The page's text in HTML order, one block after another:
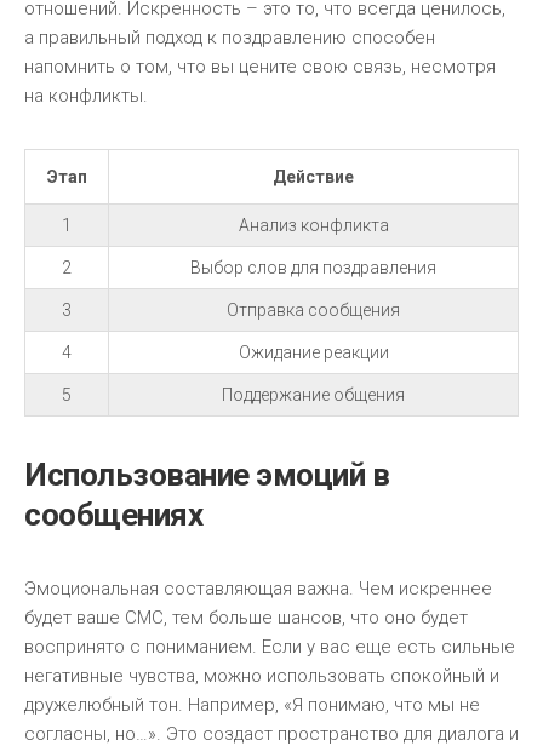
отношений. Искренность – это то, что всегда ценилось,
а правильный подход к поздравлению способен
напомнить о том, что вы цените свою связь, несмотря
на конфликты.
Этап Действие
1 Анализ конфликта
2 Выбор слов для поздравления
3 Отправка сообщения
4 Ожидание реакции
5 Поддержание общения
Использование эмоций в
сообщениях
Эмоциональная составляющая важна. Чем искреннее
будет ваше СМС, тем больше шансов, что оно будет
воспринято с пониманием. Если у вас еще есть сильные
негативные чувства, можно использовать спокойный и
дружелюбный тон. Например, «Я понимаю, что мы не
согласны, но…». Это создаст пространство для диалога и